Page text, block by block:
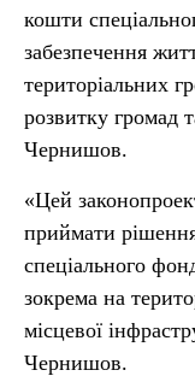
кошти
забезпечення
територіальних
розвитку громад
Чернишов.
«Цей
приймати
спеціального
зокрема на
місцевої
Чернишов.